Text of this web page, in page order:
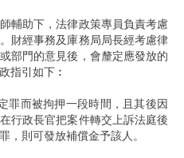
輔助下，法律政策專員負責考慮
財經事務及庫務局局長經考慮律
部門的意見後，會釐定應發放的
指引如下︰
罪而被拘押一段時間，且其後因
行政長官把案件轉交上訴法庭後
，則可發放補償金予該人。